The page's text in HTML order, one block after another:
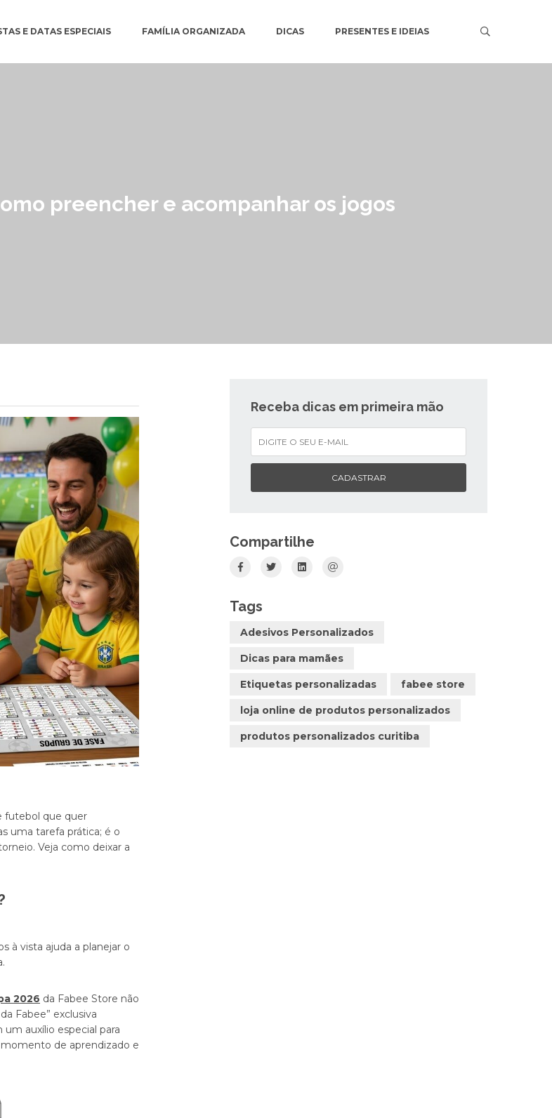
E DATAS ESPECIAIS FAMÍLIA ORGANIZADA DICAS PRESENTES E IDEIAS
preencher e acompanhar os jogos
futebol que quer
uma tarefa prática; é o
Veja como deixar a
à vista ajuda a planejar o
2026 da Fabee Store não
Fabee” exclusiva
um auxílio especial para
de aprendizado e
Receba dicas em primeira mão
CADASTRAR
Compartilhe
Tags
Adesivos Personalizados
Dicas para mamães
Etiquetas personalizadas fabee store
loja online de produtos personalizados
produtos personalizados curitiba